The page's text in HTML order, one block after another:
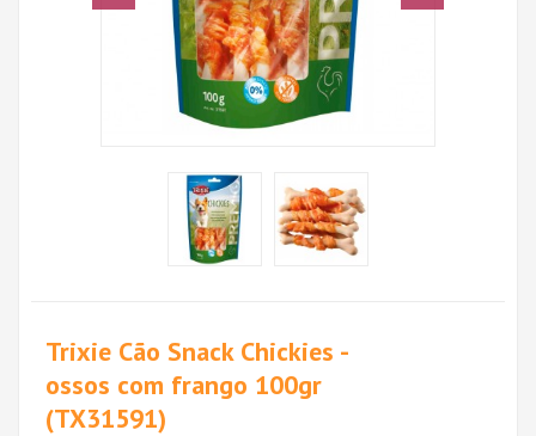
Trixie Cão Snack Chickies -
ossos com frango 100gr
(TX31591)